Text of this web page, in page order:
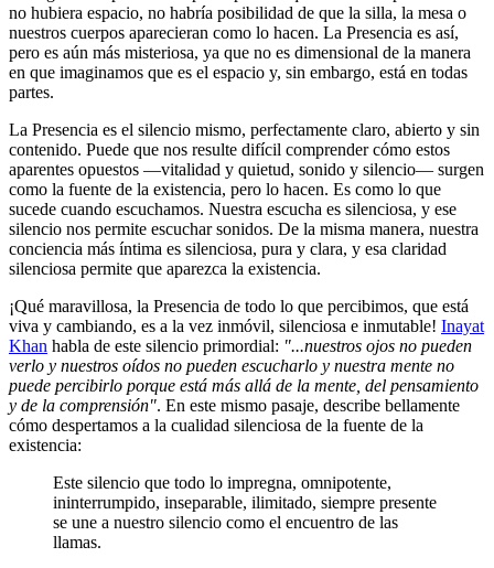
no hubiera espacio, no habría posibilidad de que la silla, la mesa o
nuestros cuerpos aparecieran como lo hacen. La Presencia es así,
pero es aún más misteriosa, ya que no es dimensional de la manera
en que imaginamos que es el espacio y, sin embargo, está en todas
partes.
La Presencia es el silencio mismo, perfectamente claro, abierto y sin
contenido. Puede que nos resulte difícil comprender cómo estos
aparentes opuestos ―vitalidad y quietud, sonido y silencio― surgen
como la fuente de la existencia, pero lo hacen. Es como lo que
sucede cuando escuchamos. Nuestra escucha es silenciosa, y ese
silencio nos permite escuchar sonidos. De la misma manera, nuestra
conciencia más íntima es silenciosa, pura y clara, y esa claridad
silenciosa permite que aparezca la existencia.
¡Qué maravillosa, la Presencia de todo lo que percibimos, que está
viva y cambiando, es a la vez inmóvil, silenciosa e inmutable! Inayat
Khan habla de este silencio primordial: "...nuestros ojos no pueden
verlo y nuestros oídos no pueden escucharlo y nuestra mente no
puede percibirlo porque está más allá de la mente, del pensamiento
y de la comprensión". En este mismo pasaje, describe bellamente
cómo despertamos a la cualidad silenciosa de la fuente de la
existencia:
Este silencio que todo lo impregna, omnipotente,
ininterrumpido, inseparable, ilimitado, siempre presente
se une a nuestro silencio como el encuentro de las
llamas.